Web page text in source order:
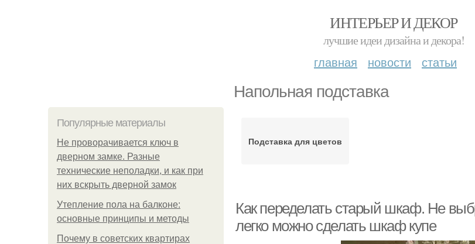
ИНТЕРЬЕР И ДЕКОР
лучшие идеи дизайна и декора!
главная новости статьи
Напольная подставка
Популярные материалы
Не проворачивается ключ в
дверном замке. Разные
технические неполадки, и как при
них вскрыть дверной замок
Утепление пола на балконе:
основные принципы и методы
Почему в советских квартирах
Подставка для цветов
Как переделать старый шкаф. Не
легко можно сделать шкаф купе